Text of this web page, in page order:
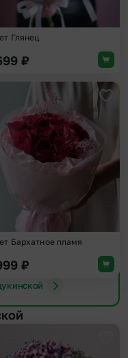
Глянец
₽
в избранное
Бархатное пламя
₽
в избранное